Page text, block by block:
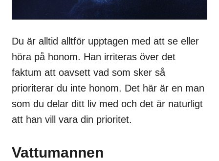
Du är alltid alltför upptagen med att se eller
höra på honom. Han irriteras över det
faktum att oavsett vad som sker så
prioriterar du inte honom. Det här är en man
som du delar ditt liv med och det är naturligt
att han vill vara din prioritet.
Vattumannen